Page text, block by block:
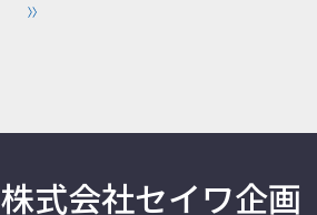
株式会社セイワ企画